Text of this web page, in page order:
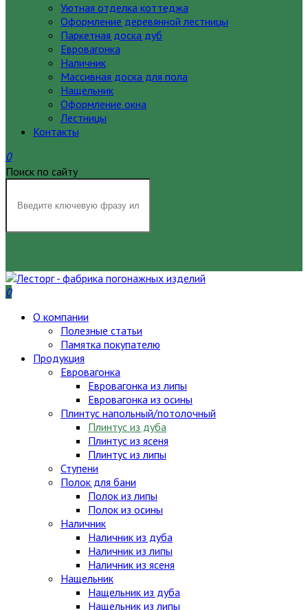
Уютная отделка коттеджа
Оформление деревянной лестницы
Паркетная доска дуб
Евровагонка
Наличник
Массивная доска для пола
Нащельник
Оформление окна
Лестницы
Контакты
0
Поиск по сайту
0
О компании
Полезные статьи
Памятка покупателю
Продукция
Евровагонка
Евровагонка из липы
Евровагонка из осины
Плинтус напольный/потолочный
Плинтус из дуба
Плинтус из ясеня
Плинтус из липы
Ступени
Полок для бани
Полок из липы
Полок из осины
Наличник
Наличник из дуба
Наличник из липы
Наличник из ясеня
Нащельник
Нащельник из дуба
Нащельник из липы